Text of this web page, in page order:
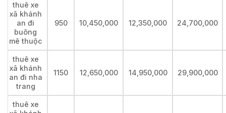
thuê xe
xã khánh
an đi
buông
mê thuộc
950 10,450,000 12,350,000 24,700,000
thuê xe
xã khánh
an đi nha
trang
1150 12,650,000 14,950,000 29,900,000
thuê xe